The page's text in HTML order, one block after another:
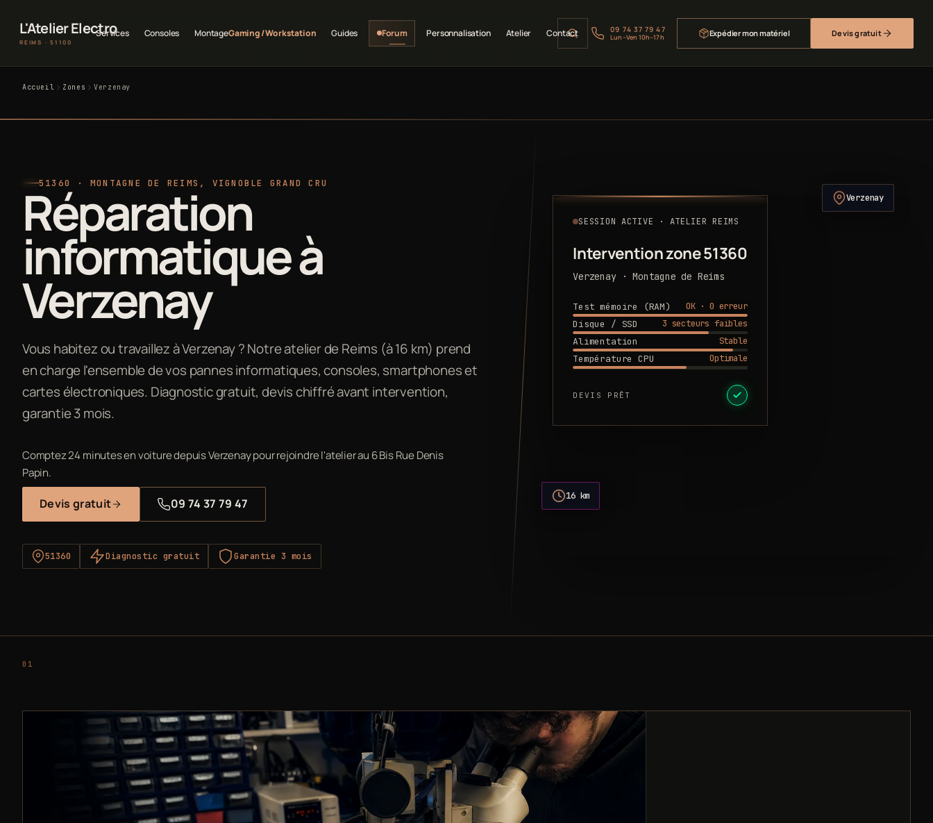
L'Atelier Electro
REIMS · 51100
Services Consoles MontageGaming / Workstation Guides Forum Personnalisation Atelier Contact 09 74 37 79 47
Lun–Ven 10h–17h Expédier mon matériel Devis gratuit
Accueil Zones Verzenay
51360 · MONTAGNE DE REIMS, VIGNOBLE GRAND CRU
Réparation
informatique à
Verzenay
Vous habitez ou travaillez à Verzenay ? Notre atelier de Reims (à 16 km) prend
en charge l'ensemble de vos pannes informatiques, consoles, smartphones et
cartes électroniques. Diagnostic gratuit, devis chiffré avant intervention,
garantie 3 mois.
Comptez 24 minutes en voiture depuis Verzenay pour rejoindre l'atelier au 6 Bis Rue Denis
Papin.
Devis gratuit 09 74 37 79 47
51360 Diagnostic gratuit Garantie 3 mois
SESSION ACTIVE · ATELIER REIMS
Intervention zone 51360
Verzenay · Montagne de Reims
Test mémoire (RAM)
OK · 0 erreur
Disque / SSD
3 secteurs faibles
Alimentation
Stable
Température CPU
Optimale
DEVIS PRÊT
Verzenay
16 km